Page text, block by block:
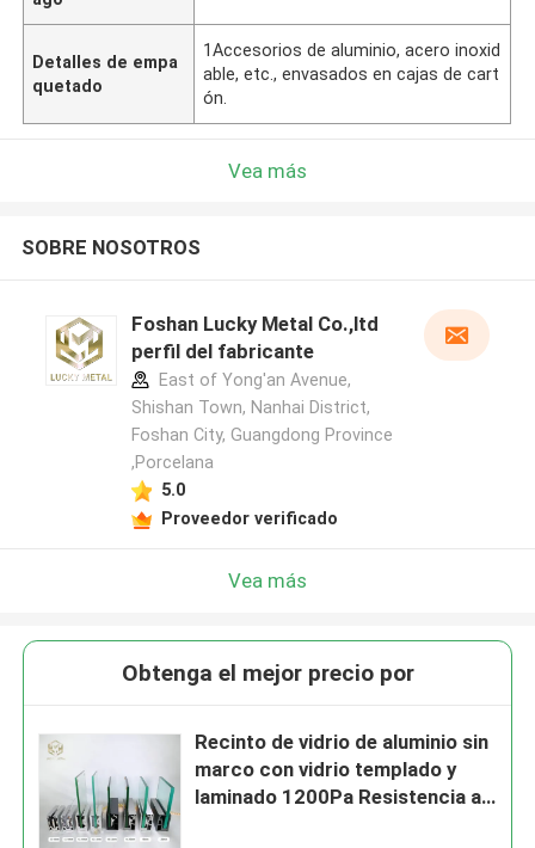
Detalles de empa
quetado
1Accesorios de aluminio, acero inoxid
able, etc., envasados en cajas de cart
ón.
Vea más
SOBRE NOSOTROS
Foshan Lucky Metal Co.,ltd
perfil del fabricante
East of Yong'an Avenue,
Shishan Town, Nanhai District,
Foshan City, Guangdong Province
,Porcelana
5.0
Proveedor verificado
Vea más
Obtenga el mejor precio por
Recinto de vidrio de aluminio sin
marco con vidrio templado y
laminado 1200Pa Resistencia a